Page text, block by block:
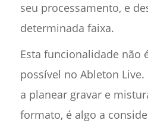
seu processamento, e
determinada faixa.
Esta funcionalidade não
possível no Ableton
a planear gravar e
formato, é algo a